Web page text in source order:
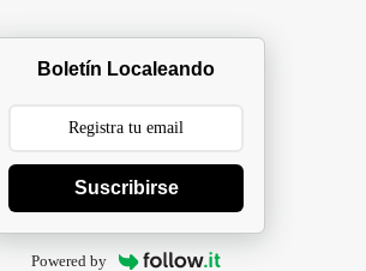
Boletín Localeando
Suscribirse
Powered by